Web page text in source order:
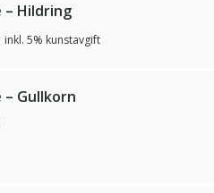
– Hildring
inkl. 5% kunstavgift
– Gullkorn